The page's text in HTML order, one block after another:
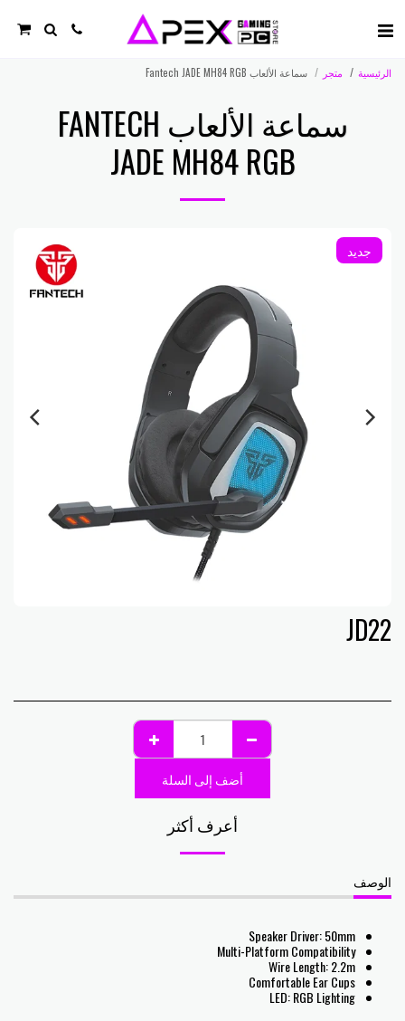
الرئيسية متجر سماعة الألعاب Fantech JADE MH84 RGB
سماعة الألعاب FANTECH
JADE MH84 RGB
جديد
JD22
أضف إلى السلة
أعرف أكثر
الوصف
Speaker Driver: 50mm
Multi-Platform Compatibility
Wire Length: 2.2m
Comfortable Ear Cups
LED: RGB Lighting